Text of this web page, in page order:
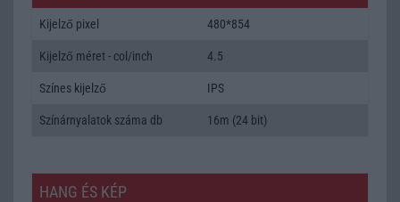
Kijelző pixel 480*854
Kijelző méret - col/inch 4.5
Színes kijelző IPS
Színárnyalatok száma db 16m (24 bit)
HANG ÉS KÉP